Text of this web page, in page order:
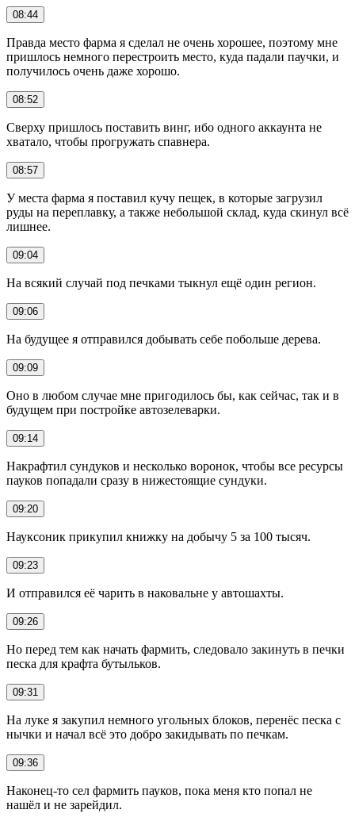
08:44
Правда место фарма я сделал не очень хорошее, поэтому мне
пришлось немного перестроить место, куда падали паучки, и
получилось очень даже хорошо.
08:52
Сверху пришлось поставить винг, ибо одного аккаунта не
хватало, чтобы прогружать спавнера.
08:57
У места фарма я поставил кучу пещек, в которые загрузил
руды на переплавку, а также небольшой склад, куда скинул всё
лишнее.
09:04
На всякий случай под печками тыкнул ещё один регион.
09:06
На будущее я отправился добывать себе побольше дерева.
09:09
Оно в любом случае мне пригодилось бы, как сейчас, так и в
будущем при постройке автозелеварки.
09:14
Накрафтил сундуков и несколько воронок, чтобы все ресурсы
пауков попадали сразу в нижестоящие сундуки.
09:20
Науксоник прикупил книжку на добычу 5 за 100 тысяч.
09:23
И отправился её чарить в наковальне у автошахты.
09:26
Но перед тем как начать фармить, следовало закинуть в печки
песка для крафта бутыльков.
09:31
На луке я закупил немного угольных блоков, перенёс песка с
нычки и начал всё это добро закидывать по печкам.
09:36
Наконец-то сел фармить пауков, пока меня кто попал не
нашёл и не зарейдил.